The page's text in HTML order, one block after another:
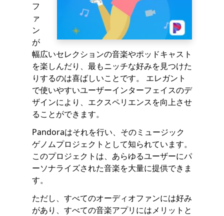
フ
ァ
ン
が
幅広いセレクションの音楽やポッドキャスト
を楽しんだり、最もニッチな好みを見つけた
りするのは喜ばしいことです。 エレガント
で使いやすいユーザーインターフェイスのデ
ザインにより、エクスペリエンスを向上させ
ることができます。
Pandoraはそれを行い、そのミュージック
ゲノムプロジェクトとして知られています。
このプロジェクトは、あらゆるユーザーにパ
ーソナライズされた音楽を大量に提供できま
す。
ただし、すべてのオーディオファンには好み
があり、すべての音楽アプリにはメリットと